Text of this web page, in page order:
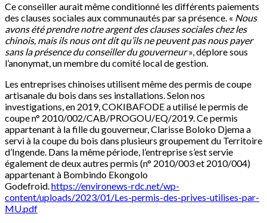
Ce conseiller aurait même conditionné les différents paiements
des clauses sociales aux communautés par sa présence. « Nous
avons été prendre notre argent des clauses sociales chez les
chinois, mais ils nous ont dit qu’ils ne peuvent pas nous payer
sans la présence du conseiller du gouverneur», déplore sous
l’anonymat, un membre du comité local de gestion.
Les entreprises chinoises utilisent même des permis de coupe
artisanale du bois dans ses installations. Selon nos
investigations, en 2019, COKIBAFODE a utilisé le permis de
coupe n° 2010/002/CAB/PROGOU/EQ/2019. Ce permis
appartenant à la fille du gouverneur, Clarisse Boloko Djema a
servi à la coupe du bois dans plusieurs groupement du Territoire
d’Ingende. Dans la même période, l’entreprise s’est servie
également de deux autres permis (n° 2010/003 et 2010/004)
appartenant à Bombindo Ekongolo
Godefroid.https://environews-rdc.net/wp-
content/uploads/2023/01/Les-permis-des-prives-utilises-par-
MU.pdf